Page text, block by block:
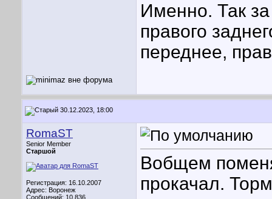
Именно. Так
правого
переднее,
30.12.2023, 18:00
RomaST
Senior Member
Старшой
Регистрация: 16.10.2007
Адрес: Воронеж
Сообщений: 10,836
Вобщем
прокачал.